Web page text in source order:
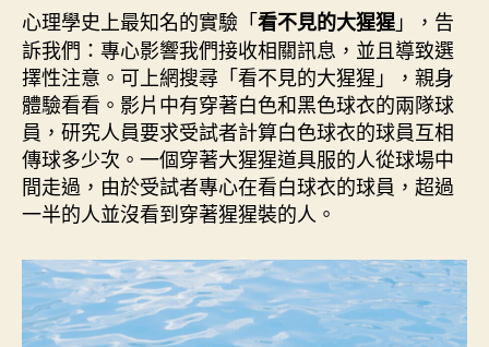
者
佈
日
期
心理學史上最知名的實驗「看不見的大猩猩」，告
訴我們：專心影響我們接收相關訊息，並且導致選
擇性注意。可上網搜尋「看不見的大猩猩」，親身
體驗看看。影片中有穿著白色和黑色球衣的兩隊球
員，研究人員要求受試者計算白色球衣的球員互相
傳球多少次。一個穿著大猩猩道具服的人從球場中
間走過，由於受試者專心在看白球衣的球員，超過
一半的人並沒看到穿著猩猩裝的人。